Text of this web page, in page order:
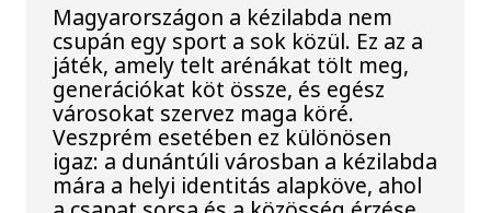
Magyarországon a kézilabda nem
csupán egy sport a sok közül. Ez az a
játék, amely telt arénákat tölt meg,
generációkat köt össze, és egész
városokat szervez maga köré.
Veszprém esetében ez különösen
igaz: a dunántúli városban a kézilabda
mára a helyi identitás alapköve, ahol